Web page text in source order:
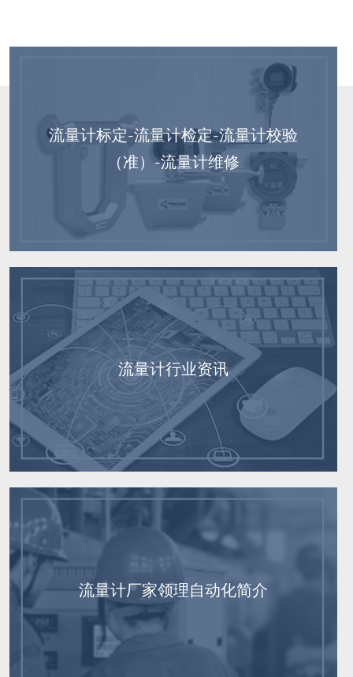
流量计标定-流量计检定-流量计校验
（准）-流量计维修
流量计行业资讯
流量计厂家领理自动化简介